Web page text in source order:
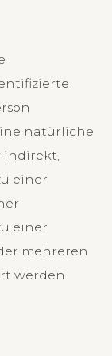
natürliche
indirekt,
einer
einer
mehreren
werden